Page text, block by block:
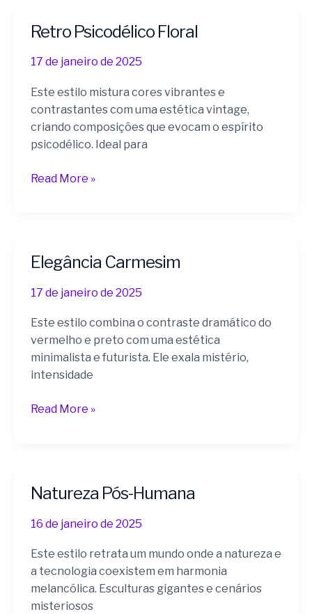
Retro Psicodélico Floral
17 de janeiro de 2025
Este estilo mistura cores vibrantes e
contrastantes com uma estética vintage,
criando composições que evocam o espírito
psicodélico. Ideal para
Retro
Floral
Read More »
Elegância Carmesim
17 de janeiro de 2025
Este estilo combina o contraste dramático do
vermelho e preto com uma estética
minimalista e futurista. Ele exala mistério,
intensidade
Elegância
Read More »
Natureza Pós-Humana
16 de janeiro de 2025
Este estilo retrata um mundo onde a natureza e
a tecnologia coexistem em harmonia
melancólica. Esculturas gigantes e cenários
misteriosos
Natureza
Humana